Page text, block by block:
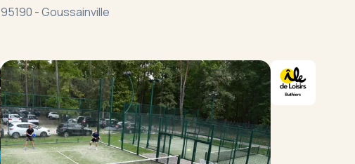
95190 -Goussainville